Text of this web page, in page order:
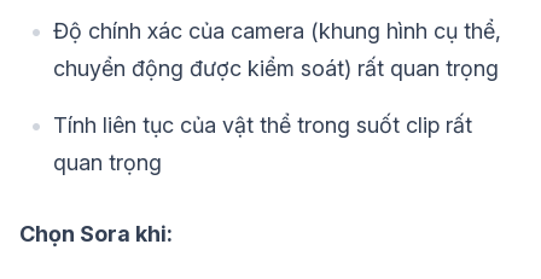
Độ chính xác của camera (khung hình cụ thể,
chuyển động được kiểm soát) rất quan trọng
Tính liên tục của vật thể trong suốt clip rất
quan trọng
Chọn Sora khi: